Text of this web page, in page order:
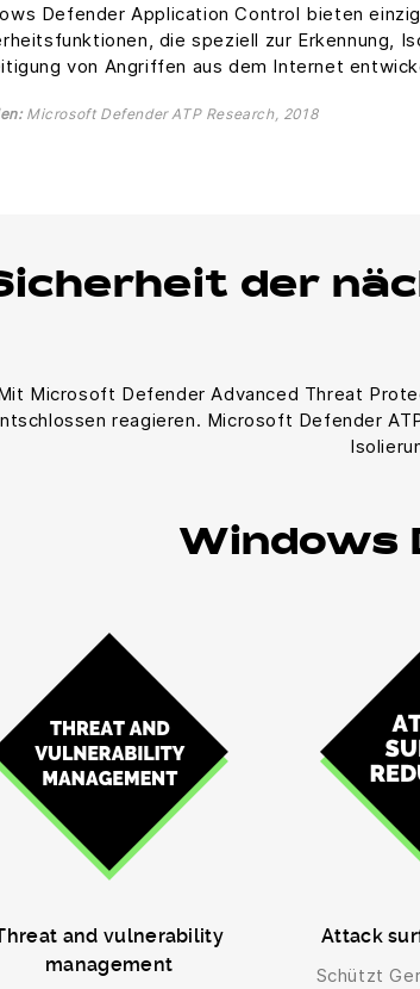
Defender Application Control bieten
die speziell zur Erkennung,
von Angriffen aus dem Internet
Microsoft Defender ATP Research, 2018
der
Microsoft Defender Advanced Threat
reagieren. Microsoft Defender
Windows
and vulnerability
management
Attack
Schützt